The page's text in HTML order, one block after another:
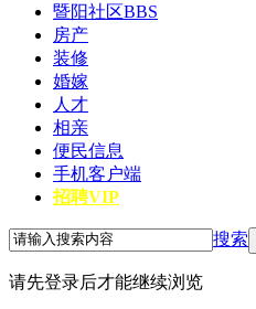
暨阳社区BBS
房产
装修
婚嫁
人才
相亲
便民信息
手机客户端
招聘VIP
搜索
请先登录后才能继续浏览